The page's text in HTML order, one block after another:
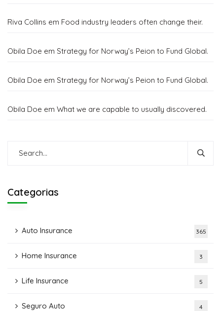
Riva Collins em Food industry leaders often change their.
Obila Doe em Strategy for Norway’s Peion to Fund Global.
Obila Doe em Strategy for Norway’s Peion to Fund Global.
Obila Doe em What we are capable to usually discovered.
Categorias
Auto Insurance 365
Home Insurance 3
Life Insurance 5
Seguro Auto 4